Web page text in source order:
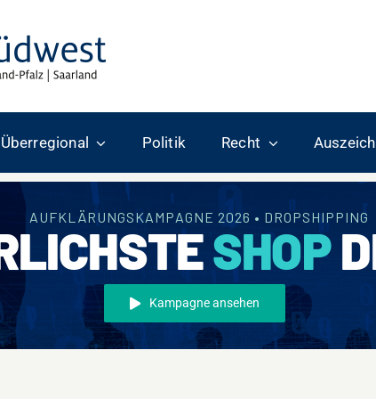
Überregional Politik Recht
AUFKLÄRUNGSKAMPAGNE 2026 • DROPSHIPPING
SHOP
Kampagne ansehen